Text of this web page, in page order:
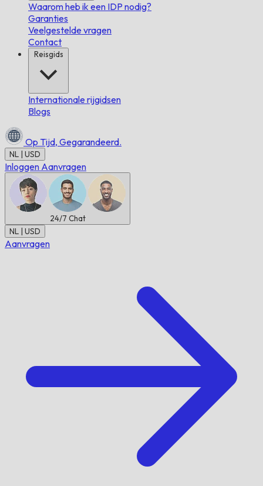
Waarom heb ik een IDP nodig?
Garanties
Veelgestelde vragen
Contact
Reisgids
Internationale rijgidsen
Blogs
Op Tijd, Gegarandeerd.
NL | USD
Inloggen Aanvragen
24/7 Chat
NL | USD
Aanvragen